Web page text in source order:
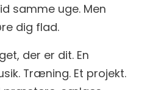
samme uge. Men
dig flad.
der er dit. En
Træning. Et projekt.